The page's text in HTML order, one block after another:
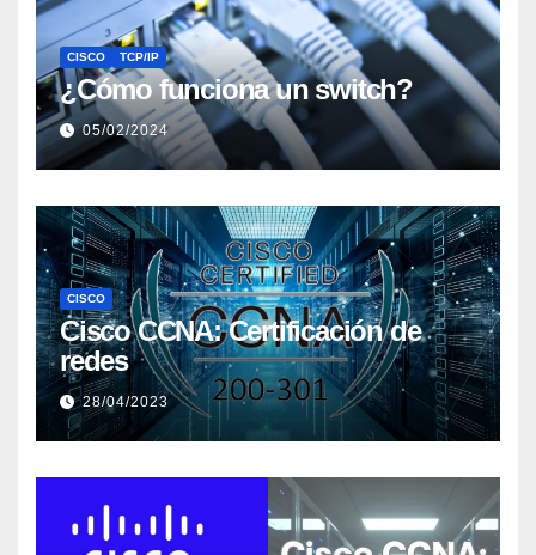
CISCO TCP/IP
¿Cómo funciona un switch?
05/02/2024
CISCO
Cisco CCNA: Certificación de
redes
28/04/2023